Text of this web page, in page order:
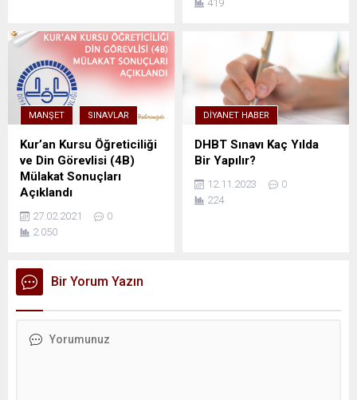
419
MANŞET SINAVLAR
Kur’an Kursu Öğreticiliği
ve Din Görevlisi (4B)
Mülakat Sonuçları
Açıklandı
27.02.2021
0
2.050
DIYANET HABER
DHBT Sınavı Kaç Yılda
Bir Yapılır?
12.11.2023
0
224
Bir Yorum Yazın